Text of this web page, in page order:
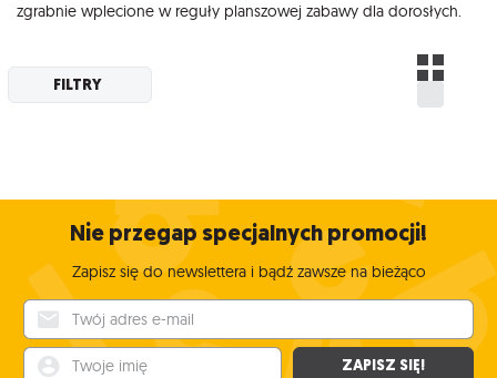
zgrabnie wplecione w reguły planszowej zabawy dla dorosłych.
FILTRY
Nie przegap specjalnych promocji!
Zapisz się do newslettera i bądź zawsze na bieżąco
ZAPISZ SIĘ!